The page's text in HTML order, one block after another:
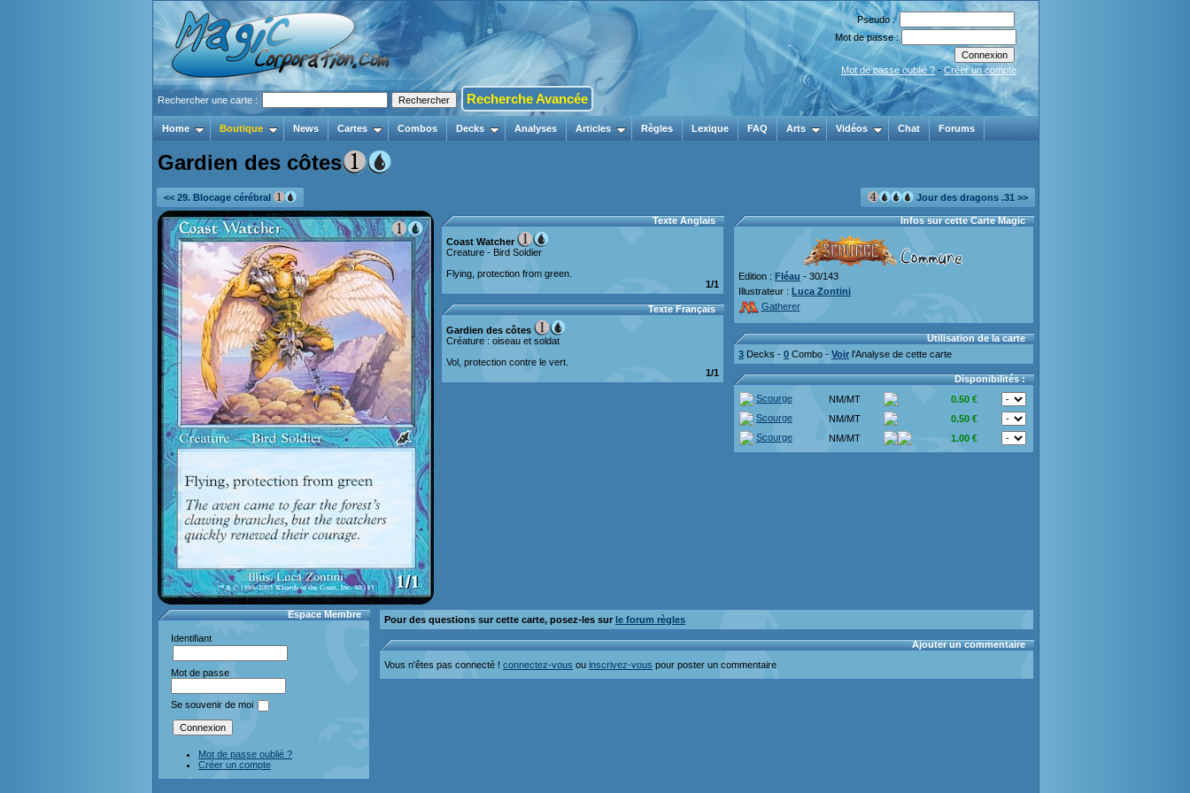
Pseudo :
Mot de passe :
Mot de passe oublié ? - Créer un compte
Rechercher une carte : Recherche Avancée
Home Boutique News Cartes Combos Decks Analyses Articles Règles Lexique FAQ Arts Vidéos Chat Forums
Gardien des côtes
<< 29. Blocage cérébral Jour des dragons .31 >>
Texte Anglais
Coast Watcher
Creature - Bird Soldier
Flying, protection from green.
1/1
Texte Français
Gardien des côtes
Créature : oiseau et soldat
Vol, protection contre le vert.
1/1
Infos sur cette Carte Magic
Edition : Fléau - 30/143
Illustrateur : Luca Zontini
Gatherer
Utilisation de la carte
3 Decks - 0 Combo - Voir l'Analyse de cette carte
Disponibilités :
Scourge
NM/MT
0.50 €
Scourge
NM/MT
0.50 €
Scourge
NM/MT 1.00 €
Espace Membre
Identifiant
Mot de passe
Se souvenir de moi
Mot de passe oublié ?
Créer un compte
Pour des questions sur cette carte, posez-les sur le forum règles
Ajouter un commentaire
Vous n'êtes pas connecté ! connectez-vous ou inscrivez-vous pour poster un commentaire